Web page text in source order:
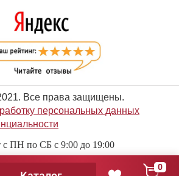
Все права защищены.
персональных данных
ПН по СБ с 9:00 до 19:00
0